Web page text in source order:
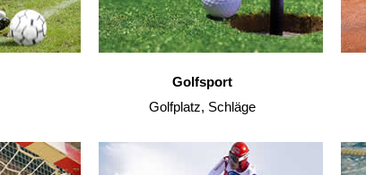
Golfsport
Golfplatz, Schläge